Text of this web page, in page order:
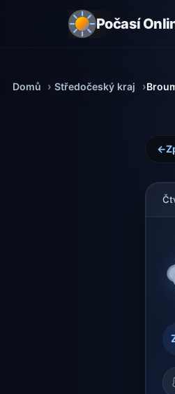
Počasí
Domů Středočeský kraj
←